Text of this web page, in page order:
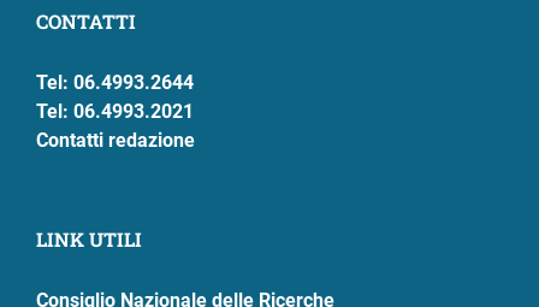
CONTATTI
Tel: 06.4993.2644
Tel: 06.4993.2021
Contatti redazione
LINK UTILI
Consiglio Nazionale delle Ricerche